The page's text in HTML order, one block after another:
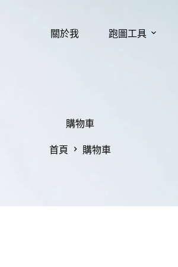
關於我 跑圖工具
購物車
首頁 購物車